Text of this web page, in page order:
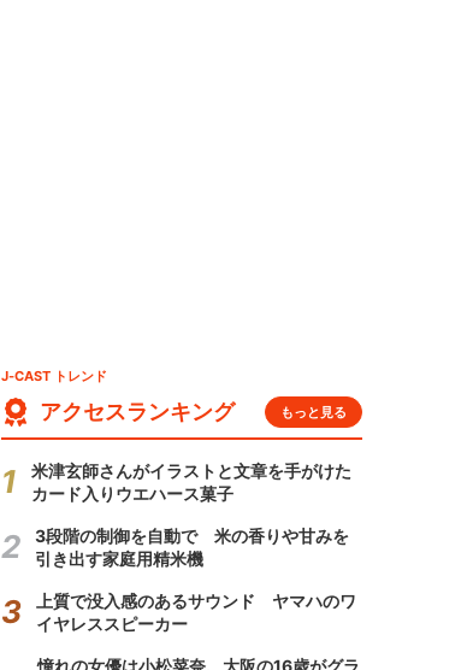
J-CAST トレンド
アクセスランキング もっと見る
米津玄師さんがイラストと文章を手がけた
カード入りウエハース菓子
3段階の制御を自動で 米の香りや甘みを
引き出す家庭用精米機
上質で没入感のあるサウンド ヤマハのワ
イヤレススピーカー
憧れの女優は小松菜奈、大阪の16歳がグラ